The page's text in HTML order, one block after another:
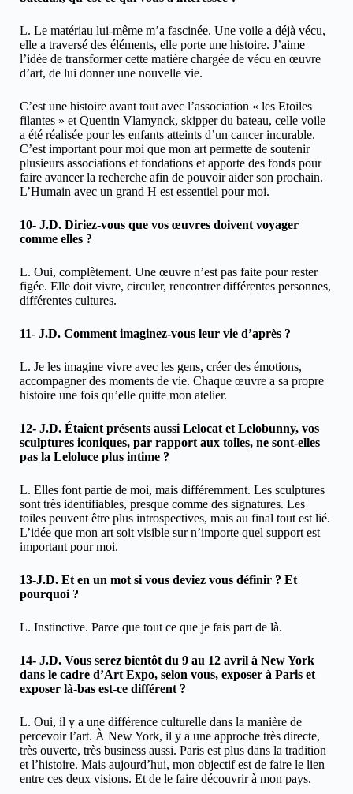
L. Le matériau lui-même m’a fascinée. Une voile a déjà vécu,
elle a traversé des éléments, elle porte une histoire. J’aime
l’idée de transformer cette matière chargée de vécu en œuvre
d’art, de lui donner une nouvelle vie.
C’est une histoire avant tout avec l’association « les Etoiles
filantes » et Quentin Vlamynck, skipper du bateau, celle voile
a été réalisée pour les enfants atteints d’un cancer incurable.
C’est important pour moi que mon art permette de soutenir
plusieurs associations et fondations et apporte des fonds pour
faire avancer la recherche afin de pouvoir aider son prochain.
L’Humain avec un grand H est essentiel pour moi.
10- J.D. Diriez-vous que vos œuvres doivent voyager
comme elles ?
L. Oui, complètement. Une œuvre n’est pas faite pour rester
figée. Elle doit vivre, circuler, rencontrer différentes personnes,
différentes cultures.
11- J.D. Comment imaginez-vous leur vie d’après ?
L. Je les imagine vivre avec les gens, créer des émotions,
accompagner des moments de vie. Chaque œuvre a sa propre
histoire une fois qu’elle quitte mon atelier.
12- J.D. Étaient présents aussi Lelocat et Lelobunny, vos
sculptures iconiques, par rapport aux toiles, ne sont-elles
pas la Leloluce plus intime ?
L. Elles font partie de moi, mais différemment. Les sculptures
sont très identifiables, presque comme des signatures. Les
toiles peuvent être plus introspectives, mais au final tout est lié.
L’idée que mon art soit visible sur n’importe quel support est
important pour moi.
13-J.D. Et en un mot si vous deviez vous définir ? Et
pourquoi ?
L. Instinctive. Parce que tout ce que je fais part de là.
14- J.D. Vous serez bientôt du 9 au 12 avril à New York
dans le cadre d’Art Expo, selon vous, exposer à Paris et
exposer là-bas est-ce différent ?
L. Oui, il y a une différence culturelle dans la manière de
percevoir l’art. À New York, il y a une approche très directe,
très ouverte, très business aussi. Paris est plus dans la tradition
et l’histoire. Mais aujourd’hui, mon objectif est de faire le lien
entre ces deux visions. Et de le faire découvrir à mon pays.